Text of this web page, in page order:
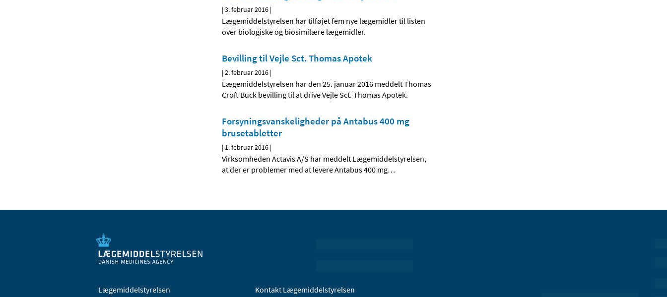
|3. februar 2016 |
Lægemiddelstyrelsen har tilføjet fem nye lægemidler til listen
over biologiske og biosimilære lægemidler.
Bevilling til Vejle Sct. Thomas Apotek
|2. februar 2016 |
Lægemiddelstyrelsen har den 25. januar 2016 meddelt Thomas
Croft Buck bevilling til at drive Vejle Sct. Thomas Apotek.
Forsyningsvanskeligheder på Antabus 400 mg
brusetabletter
| 1. februar 2016 |
Virksomheden Actavis A/S har meddelt Lægemiddelstyrelsen,
at der er problemer med at levere Antabus 400 mg…
Lægemiddelstyrelsen Kontakt Lægemiddelstyrelsen